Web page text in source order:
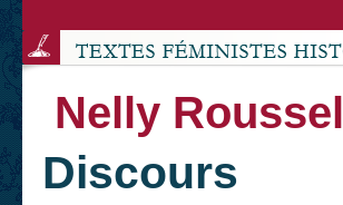
Nelly Roussel
Discours